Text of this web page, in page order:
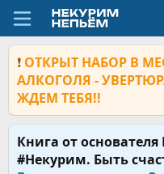
❗ ОТКРЫТ НАБОР В
АЛКОГОЛЯ -
ЖДЕМ ТЕБЯ!!
Книга от
#Некурим. Быть